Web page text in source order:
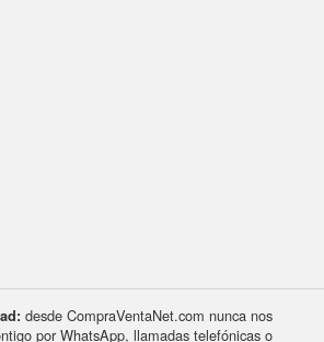
desde CompraVentaNet.com nunca nos
por WhatsApp, llamadas telefónicas o